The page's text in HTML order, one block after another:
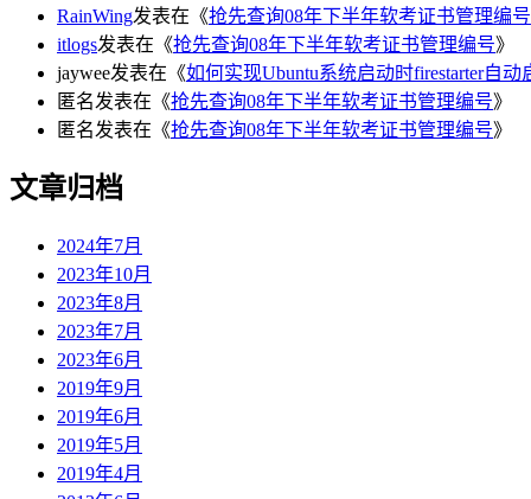
RainWing发表在《抢先查询08年下半年软考证书管理编号
itlogs发表在《抢先查询08年下半年软考证书管理编号》
jaywee发表在《如何实现Ubuntu系统启动时firestarter自动
匿名发表在《抢先查询08年下半年软考证书管理编号》
匿名发表在《抢先查询08年下半年软考证书管理编号》
文章归档
2024年7月
2023年10月
2023年8月
2023年7月
2023年6月
2019年9月
2019年6月
2019年5月
2019年4月